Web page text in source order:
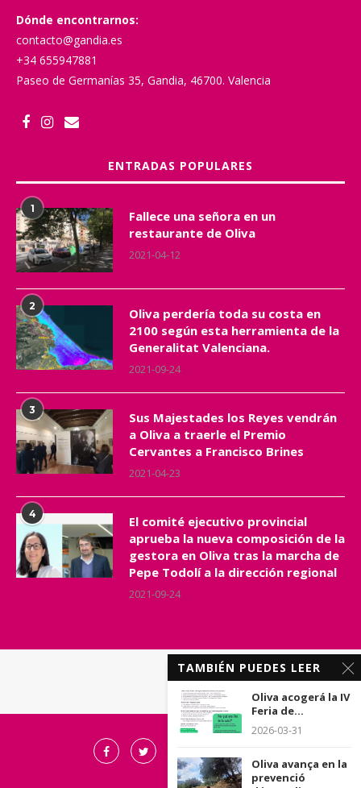
Dónde encontrarnos:
contacto@gandia.es
+34 655947881
Paseo de Germanías 35, Gandia, 46700. Valencia
ENTRADAS POPULARES
1
Fallece una señora en un
restaurante de Oliva
2021-04-12
2
Oliva perdería toda su costa en
2100 según esta herramienta de la
Generalitat Valenciana.
2021-09-24
3
Sus Majestades los Reyes vendrán
a Oliva a traerle el Premio
Cervantes a Francisco Brines
2021-04-23
4
El comité ejecutivo provincial
aprueba la nueva composición de la
gestora en Oliva tras la marcha de
Pepe Todolí a la dirección regional
2021-09-24
TAMBIÉN PUEDES LEER
Oliva acogerá la IV
Feria de...
2026-03-31
Oliva avança en la
prevenció